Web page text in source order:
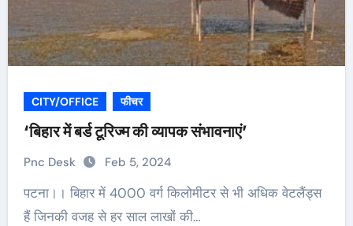
CITY/OFFICE फीचर
‘बिहार में बर्ड टूरिज्म की व्यापक संभावनाएं’
Pnc Desk Feb 5, 2024
पटना।। बिहार में 4000 वर्ग किलोमीटर से भी अधिक वेटलैंड्स
हैं जिनकी वजह से हर साल लाखों की…